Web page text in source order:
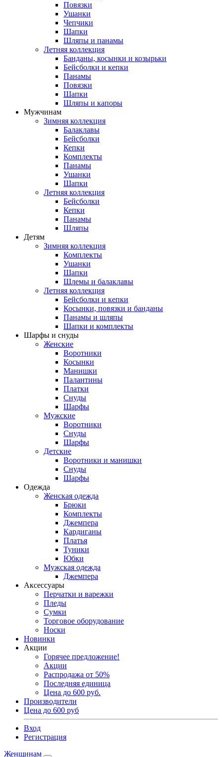
Повязки
Ушанки
Чепчики
Шапки
Шляпы и панамы
Летняя коллекция
Банданы, косынки и козырьки
Бейсболки и кепки
Панамы
Повязки
Шапки
Шляпы и капоры
Мужчинам
Зимняя коллекция
Балаклавы
Бейсболки
Кепки
Комплекты
Панамы
Ушанки
Шапки
Летняя коллекция
Бейсболки
Кепки
Панамы
Шляпы
Детям
Зимняя коллекция
Комплекты
Ушанки
Шапки
Шлемы и балаклавы
Летняя коллекция
Бейсболки и кепки
Косынки, повязки и банданы
Панамы и шляпы
Шапки и комплекты
Шарфы и снуды
Женские
Воротники
Косынки
Манишки
Палантины
Платки
Снуды
Шарфы
Мужские
Воротники
Снуды
Шарфы
Детские
Воротники и манишки
Снуды
Шарфы
Одежда
Женская одежда
Брюки
Комплекты
Джемпера
Кардиганы
Платья
Туники
Юбки
Мужская одежда
Джемпера
Аксессуары
Перчатки и варежки
Пледы
Сумки
Торговое оборудование
Носки
Новинки
Акции
Горячее предложение!
Акции
Распродажа от 50%
Последняя единица
Цена до 600 руб.
Производители
Цена до 600 руб
Вход
Регистрация
Женщинам